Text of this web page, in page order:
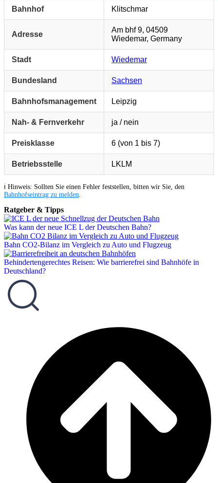
Bahnhof Klitschmar
Adresse
Am bhf 9, 04509
Wiedemar, Germany
Stadt Wiedemar
Bundesland Sachsen
Bahnhofsmanagement Leipzig
Nah- & Fernverkehr ja / nein
Preisklasse 6 (von 1 bis 7)
Betriebsstelle LKLM
ℹ️ Hinweis: Sollten Sie einen Fehler feststellen, bitten wir Sie, den
Bahnhofseintrag zu melden
Ratgeber & Tipps
Was kann der neue ICE L der Deutschen Bahn?
Bahn CO2-Bilanz im Vergleich zu Auto und Flugzeug
Behindertengerechtes Reisen: Wie barrierefrei sind Bahnhöfe in
Deutschland?